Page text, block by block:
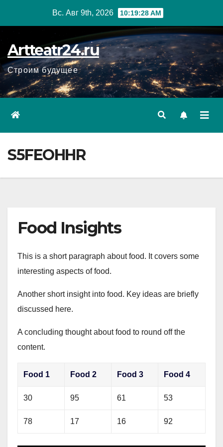
Вс. Авг 9th, 2026 10:19:29 AM
Artteatr24.ru
Строим будущее
S5FEOHHR
Food Insights
This is a short paragraph about food. It covers some
interesting aspects of food.
Another short insight into food. Key ideas are briefly
discussed here.
A concluding thought about food to round off the
content.
Food 1 Food 2 Food 3 Food 4
30 95 61 53
78 17 16 92